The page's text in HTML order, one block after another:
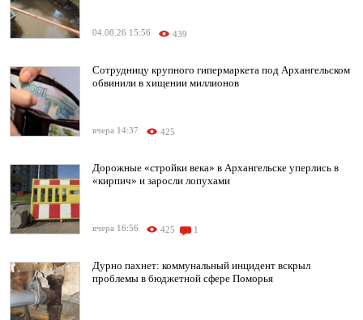
04.08.26 15:56 439
Сотрудницу крупного гипермаркета под Архангельском
обвинили в хищении миллионов
вчера 14:37 425
Дорожные «стройки века» в Архангельске уперлись в
«кирпич» и заросли лопухами
вчера 16:56 425 1
Дурно пахнет: коммунальный инцидент вскрыл
проблемы в бюджетной сфере Поморья